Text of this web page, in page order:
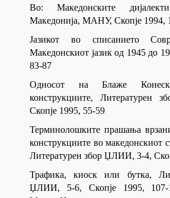
Во: Македонските
Македонија, МАНУ, Скопје 1994,
Јазикот во списанието
Македонскиот јазик од 1945 до
83-87
Односот на Блаже
конструкциите, Литературен
Скопје 1995, 55-59
Терминолошките прашања
конструкциите во македонскиот
Литературен збор ЏЛИИ, 3-4,
Трафика, киоск или бутка,
ЏЛИИ, 5-6, Скопје 1995, 107-